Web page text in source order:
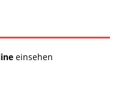
einsehen